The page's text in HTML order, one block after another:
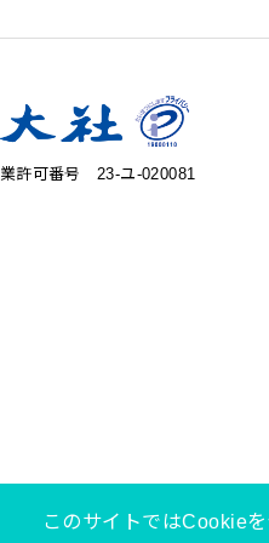
許可番号 23‐ユ‐020081
このサイトではCookieを